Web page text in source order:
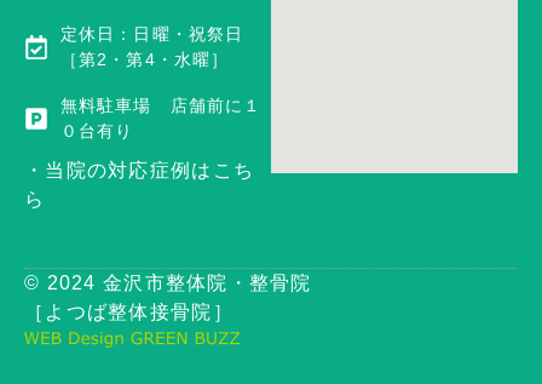
定休日：日曜・祝祭日
［第2・第4・水曜］
無料駐車場 店舗前に１
０台有り
・当院の対応症例はこち
ら
© 2024 金沢市整体院・整骨院
［よつば整体接骨院］